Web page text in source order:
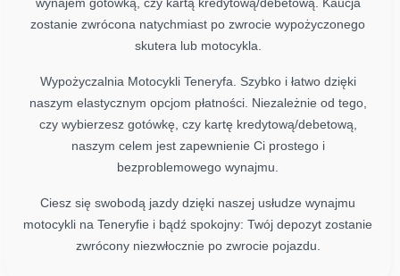
zostanie zwrócona natychmiast po zwrocie wypożyczonego
skutera lub motocykla.
Wypożyczalnia Motocykli Teneryfa. Szybko i łatwo dzięki
naszym elastycznym opcjom płatności. Niezależnie od tego,
czy wybierzesz gotówkę, czy kartę kredytową/debetową,
naszym celem jest zapewnienie Ci prostego i
bezproblemowego wynajmu.
Ciesz się swobodą jazdy dzięki naszej usłudze wynajmu
motocykli na Teneryfie i bądź spokojny: Twój depozyt zostanie
zwrócony niezwłocznie po zwrocie pojazdu.